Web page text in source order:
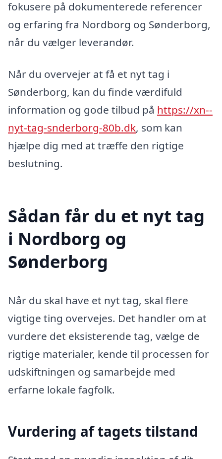
fokusere på dokumenterede referencer
og erfaring fra Nordborg og Sønderborg,
når du vælger leverandør.
Når du overvejer at få et nyt tag i
Sønderborg, kan du finde værdifuld
information og gode tilbud på https://xn--
nyt-tag-snderborg-80b.dk, som kan
hjælpe dig med at træffe den rigtige
beslutning.
Sådan får du et nyt tag
i Nordborg og
Sønderborg
Når du skal have et nyt tag, skal flere
vigtige ting overvejes. Det handler om at
vurdere det eksisterende tag, vælge de
rigtige materialer, kende til processen for
udskiftningen og samarbejde med
erfarne lokale fagfolk.
Vurdering af tagets tilstand